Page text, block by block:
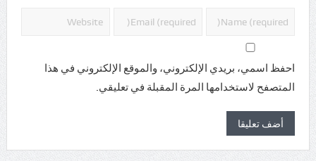
احفظ اسمي، بريدي الإلكتروني، والموقع الإلكتروني في هذا
المتصفح لاستخدامها المرة المقبلة في تعليقي.